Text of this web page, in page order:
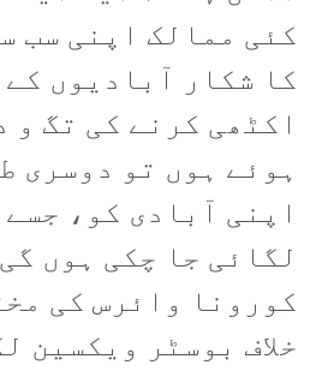
کئی ممالک اپنی سب
کا شکار آبادیوں
اکٹھی کرنے کی تگ و
ہوئے ہوں تو دوسری
اپنی آبادی کو،
لگائی جا چکی ہوں
کورونا وائرس کی
خلاف بوسٹر ویکسین